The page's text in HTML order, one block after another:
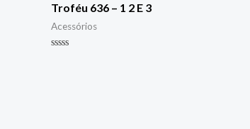
Troféu 636 – 1 2 E 3
Acessórios